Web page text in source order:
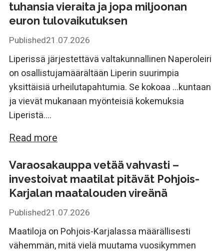
tuhansia vieraita ja jopa miljoonan
euron tulovaikutuksen
Published21.07.2026
Liperissä järjestettävä valtakunnallinen Naperoleiri
on osallistujamäärältään Liperin suurimpia
yksittäisiä urheilutapahtumia. Se kokoaa ...kuntaan
ja vievät mukanaan myönteisiä kokemuksia
Liperistä....
Read more
Varaosakauppa vetää vahvasti –
investoivat maatilat pitävät Pohjois-
Karjalan maatalouden vireänä
Published21.07.2026
Maatiloja on Pohjois-Karjalassa määrällisesti
vähemmän, mitä vielä muutama vuosikymmen